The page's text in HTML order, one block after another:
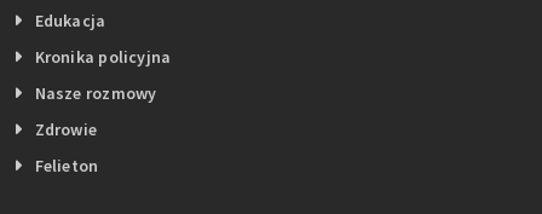
Edukacja
Kronika policyjna
Nasze rozmowy
Zdrowie
Felieton